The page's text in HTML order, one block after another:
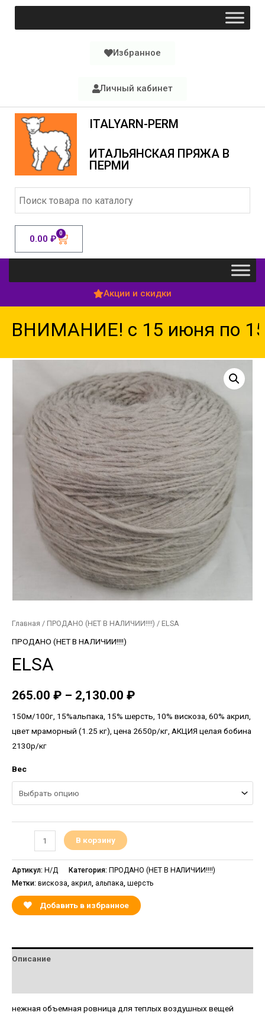
Избранное
Личный кабинет
ITALYARN-PERM
ИТАЛЬЯНСКАЯ ПРЯЖА В
ПЕРМИ
0.00 ₽ 0
Акции и скидки
ВНИМАНИЕ! с 15 июня по 15
Главная / ПРОДАНО (НЕТ В НАЛИЧИИ!!!!) / ELSA
ПРОДАНО (НЕТ В НАЛИЧИИ!!!!)
ELSA
265.00 ₽ – 2,130.00 ₽
150м/100г, 15%альпака, 15% шерсть, 10% вискоза, 60% акрил,
цвет мраморный (1.25 кг), цена 2650р/кг, АКЦИЯ целая бобина
2130р/кг
Вес
В корзину
Артикул: Н/Д Категория: ПРОДАНО (НЕТ В НАЛИЧИИ!!!!)
Метки: вискоза акрил альпака шерсть
Добавить в избранное
Описание
нежная объемная ровница для теплых воздушных вещей